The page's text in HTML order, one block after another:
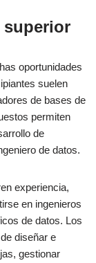
superior
oportunidades
suelen
de bases de
permiten
de
de datos.
experiencia,
en ingenieros
de datos. Los
diseñar e
gestionar